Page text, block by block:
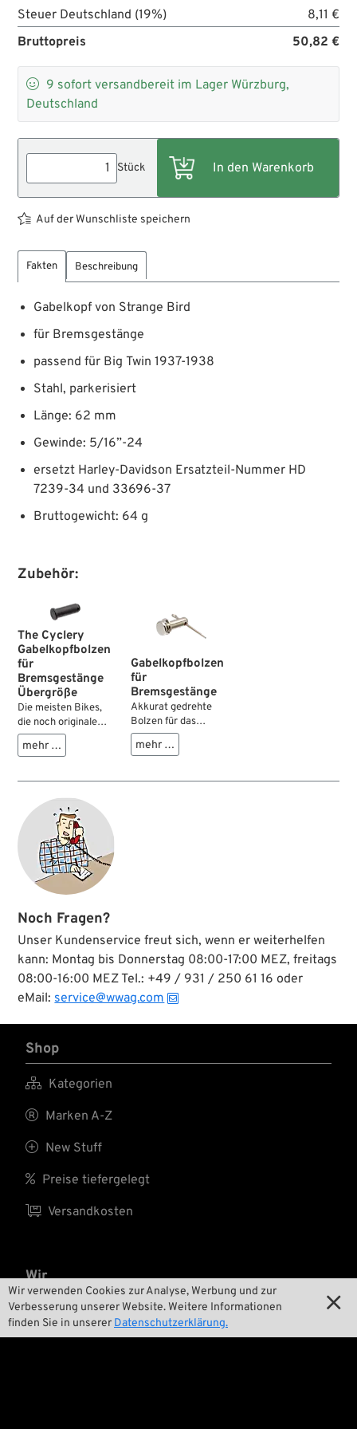
Wir verwenden Cookies zur Analyse, Werbung und zur
Verbesserung unserer Website. Weitere Informationen
finden Sie in unserer Datenschutzerklärung.

Steuer Deutschland (19%)
8,11 €
Bruttopreis
50,82 €
 9 sofort versandbereit im Lager Würzburg,
Deutschland
Stück
Auf der Wunschliste speichern
Fakten Beschreibung
Gabelkopf von Strange Bird
für Bremsgestänge
passend für Big Twin 1937-1938
Stahl, parkerisiert
Länge: 62 mm
Gewinde: 5/16”-24
ersetzt Harley-Davidson Ersatzteil-Nummer HD
7239-34 und 33696-37
Bruttogewicht: 64 g
Zubehör:
The Cyclery
Gabelkopfbolzen
für
Bremsgestänge
Übergröße
Die meisten Bikes,
die noch originale
Bremsgestänge
besitzen, haben
Bohrungen der
Bremspedals und
der Umlenkhebel,
was für jede Menge
Spiel in der
Bremsbetätigung
sorgt. Diese
übergroßen Bolzen
machen die
Reparatur zum
Kinderspiel. Einfach
die Bohrungen in der
Gabel und/oder im
Hebel aufbohren,
neuen Bolzen rein -
Bolzenkopf ist
die Reparatur
unsichtbar bleibt.
mehr …
Gabelkopfbolzen
für
Bremsgestänge
Akkurat gedrehte
Bolzen für das
Bremsgestänge. Mit
ihnen wird der
mit dem Hebel
mehr …
Noch Fragen?
Unser Kundenservice freut sich, wenn er weiterhelfen
kann: Montag bis Donnerstag 08:00-17:00 MEZ, freitags
08:00-16:00 MEZ Tel.: +49 / 931 / 250 61 16 oder
eMail:service@wwag.com
Shop
 Kategorien
 Marken A-Z
 New Stuff
 Preise tiefergelegt
 Versandkosten
Wir
 Kontakt